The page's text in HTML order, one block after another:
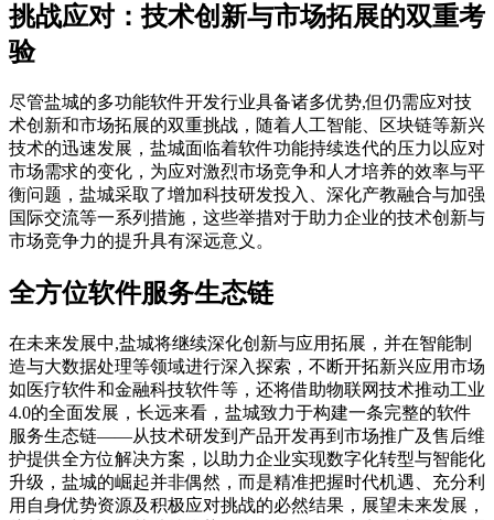
挑战应对：技术创新与市场拓展的双重考
验
尽管盐城的多功能软件开发行业具备诸多优势,但仍需应对技
术创新和市场拓展的双重挑战，随着人工智能、区块链等新兴
技术的迅速发展，盐城面临着软件功能持续迭代的压力以应对
市场需求的变化，为应对激烈市场竞争和人才培养的效率与平
衡问题，盐城采取了增加科技研发投入、深化产教融合与加强
国际交流等一系列措施，这些举措对于助力企业的技术创新与
市场竞争力的提升具有深远意义。
全方位软件服务生态链
在未来发展中,盐城将继续深化创新与应用拓展，并在智能制
造与大数据处理等领域进行深入探索，不断开拓新兴应用市场
如医疗软件和金融科技软件等，还将借助物联网技术推动工业
4.0的全面发展，长远来看，盐城致力于构建一条完整的软件
服务生态链——从技术研发到产品开发再到市场推广及售后维
护提供全方位解决方案，以助力企业实现数字化转型与智能化
升级，盐城的崛起并非偶然，而是精准把握时代机遇、充分利
用自身优势资源及积极应对挑战的必然结果，展望未来发展，